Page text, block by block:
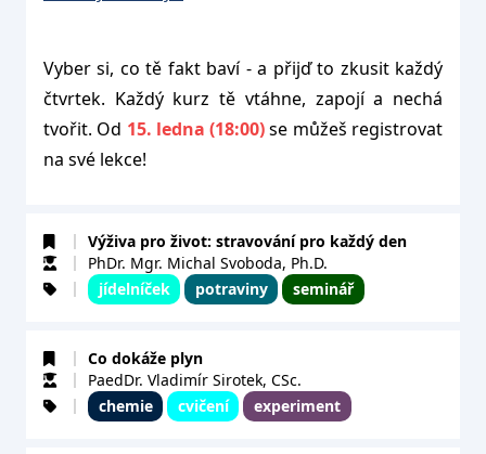
Vyber si, co tě fakt baví - a přijď to zkusit každý
čtvrtek. Každý kurz tě vtáhne, zapojí a nechá
tvořit. Od 15. ledna (18:00)se můžeš registrovat
na své lekce!
Výživa pro život: stravování pro každý den
PhDr. Mgr. Michal Svoboda, Ph.D.
jídelníček
potraviny seminář
Co dokáže plyn
PaedDr. Vladimír Sirotek, CSc.
chemie
cvičení experiment